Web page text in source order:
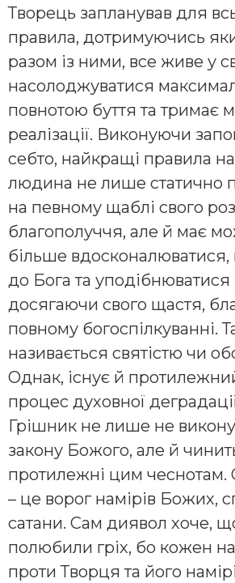
Творець запланував для
правила, дотримуючись
разом із ними, все живе у
насолоджуватися
повнотою буття та тримає
реалізації. Виконуючи
себто, найкращі правила
людина не лише статично
на певному щаблі свого
благополуччя, але й має
більше
до Бога та
досягаючи свого щастя,
повному богоспілкуванні.
називається святістю чи
Однак, існує й
процес духовної
Грішник не лише не
закону Божого, але й
протилежні цим чеснотам.
– це ворог намірів Божих,
сатани. Сам диявол хоче,
полюбили гріх, бо кожен
проти Творця та його